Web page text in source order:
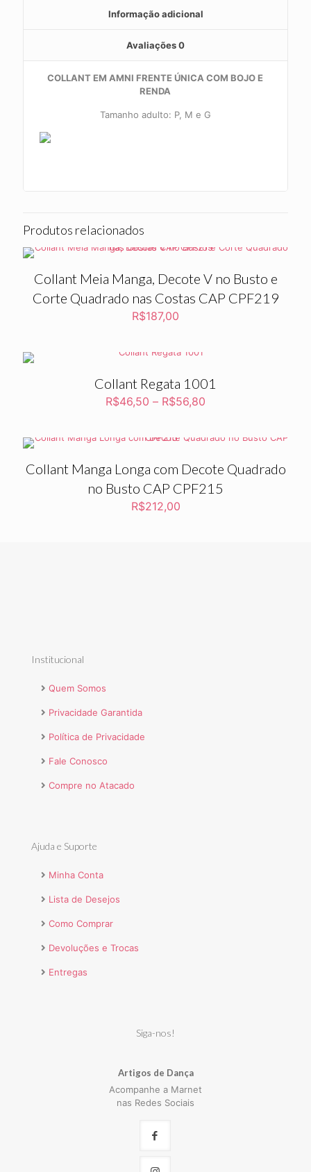
Informação adicional
Avaliações0
COLLANT EM AMNI FRENTE ÚNICA COM BOJO E
RENDA
Tamanho adulto: P, M e G
Produtos relacionados
Collant Meia Manga, Decote V no Busto e
Corte Quadrado nas Costas CAP CPF219
R$187,00
Collant Regata 1001
R$46,50 – R$56,80
Collant Manga Longa com Decote Quadrado
no Busto CAP CPF215
R$212,00
Institucional
Quem Somos
Privacidade Garantida
Política de Privacidade
Fale Conosco
Compre no Atacado
Ajuda e Suporte
Minha Conta
Lista de Desejos
Como Comprar
Devoluções e Trocas
Entregas
Siga-nos!
Artigos de Dança
Acompanhe a Marnet
nas Redes Sociais